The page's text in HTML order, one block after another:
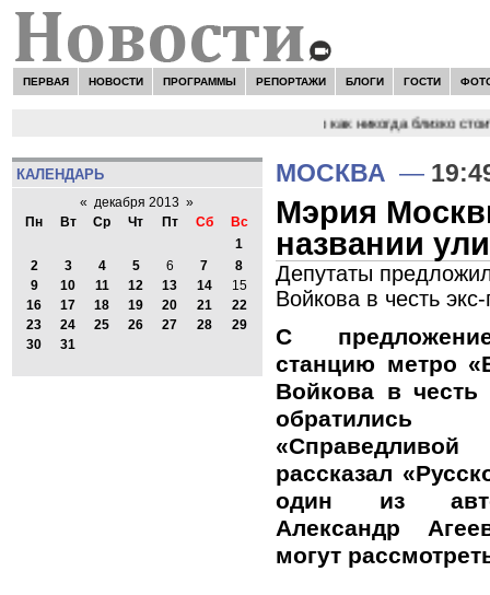
ПЕРВАЯ НОВОСТИ ПРОГРАММЫ РЕПОРТАЖИ БЛОГИ ГОСТИ
Сергей Цыпляев "Мир как никогда близко
КАЛЕНДАРЬ
« декабря 2013 »
Пн
Вт Ср Чт Пт Сб
Вс
1
2
3 4 5 6 7
8
9
10 11 12 13 14
15
16
17 18 19 20 21
22
23
24 25 26 27 28
29
30
31
МОСКВА —
Мэрия
названии
Депутаты
Войкова в честь
С
станцию метро
Войкова в честь
рассказал
один из
Александр
могут